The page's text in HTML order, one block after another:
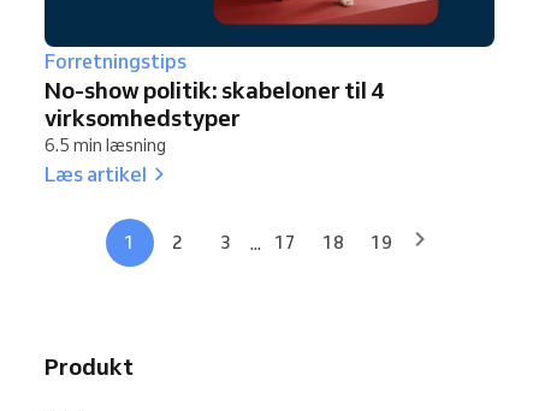
Forretningstips
No-show politik: skabeloner til 4
virksomhedstyper
6.5 min læsning
Læs artikel
1 2 3 ... 17 18 19
Produkt